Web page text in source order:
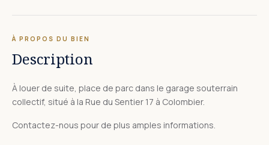
À PROPOS DU BIEN
Description
À louer de suite, place de parc dans le garage souterrain
collectif, situé à la Rue du Sentier 17 à Colombier.
Contactez-nous pour de plus amples informations.